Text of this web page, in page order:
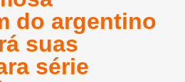
do argentino
suas
série